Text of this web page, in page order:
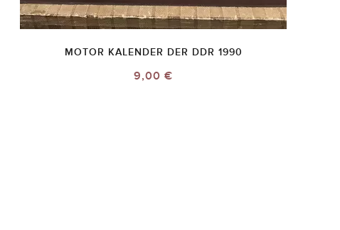
MOTOR KALENDER DER DDR 1990
9,00 €